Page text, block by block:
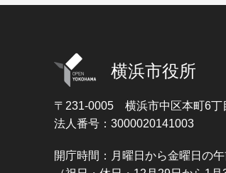
横浜市役所
〒231-0005 横浜市中区本町6
法人番号：3000020141003
開庁時間：月曜日から金曜日の